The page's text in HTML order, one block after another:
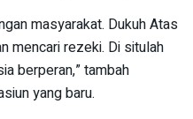
masyarakat. Dukuh Atas
mencari rezeki. Di situlah
berperan,” tambah
yang baru.